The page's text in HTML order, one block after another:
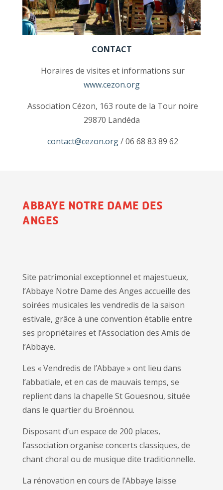
CONTACT
Horaires de visites et informations sur
www.cezon.org
Association Cézon, 163 route de la Tour noire
29870 Landéda
contact@cezon.org/ 06 68 83 89 62
ABBAYE NOTRE DAME DES
ANGES
Site patrimonial exceptionnel et majestueux,
l’Abbaye Notre Dame des Anges accueille des
soirées musicales les vendredis de la saison
estivale, grâce à une convention établie entre
ses propriétaires et l’Association des Amis de
l’Abbaye.
Les « Vendredis de l’Abbaye » ont lieu dans
l’abbatiale, et en cas de mauvais temps, se
replient dans la chapelle St Gouesnou, située
dans le quartier du Broënnou.
Disposant d’un espace de 200 places,
l’association organise concerts classiques, de
chant choral ou de musique dite traditionnelle.
La rénovation en cours de l’Abbaye laisse